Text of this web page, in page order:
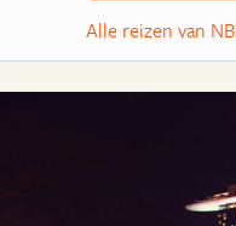
Alle reizen van